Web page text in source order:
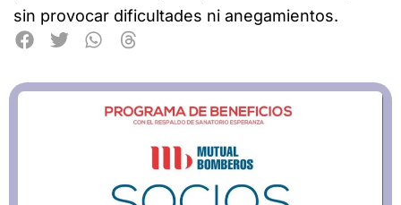
sin provocar dificultades ni anegamientos.